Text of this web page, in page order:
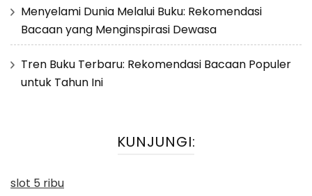
Menyelami Dunia Melalui Buku: Rekomendasi
Bacaan yang Menginspirasi Dewasa
Tren Buku Terbaru: Rekomendasi Bacaan Populer
untuk Tahun Ini
KUNJUNGI:
slot 5 ribu